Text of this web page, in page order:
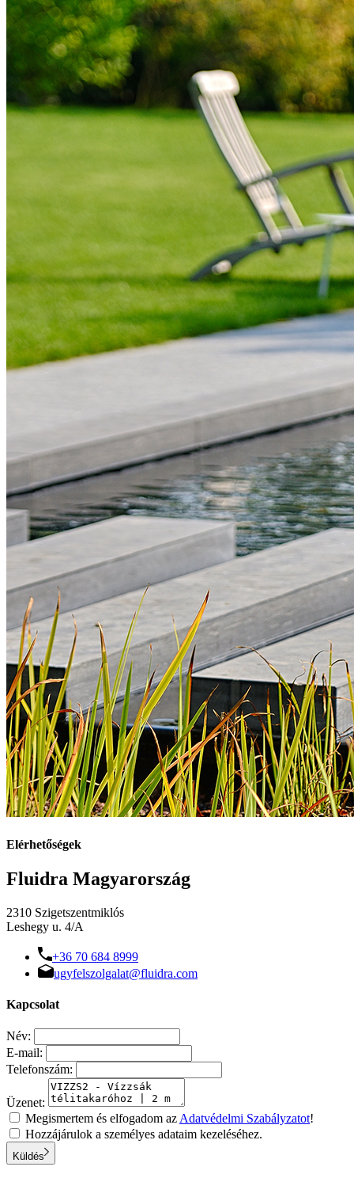
Elérhetőségek
Fluidra Magyarország
2310 Szigetszentmiklós
Leshegy u. 4/A
+36 70 684 8999
ugyfelszolgalat@fluidra.com
Kapcsolat
Név:
E-mail:
Telefonszám:
Üzenet:
Megismertem és elfogadom az Adatvédelmi Szabályzatot!
Hozzájárulok a személyes adataim kezeléséhez.
Küldés